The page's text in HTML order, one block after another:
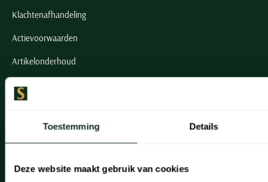
Toestemming Details
Deze website maakt gebruik van cookies
Klachtenafhandeling
Actievoorwaarden
Artikelonderhoud
Onze winkels
Onze winkels
Heemstede
Hillegom